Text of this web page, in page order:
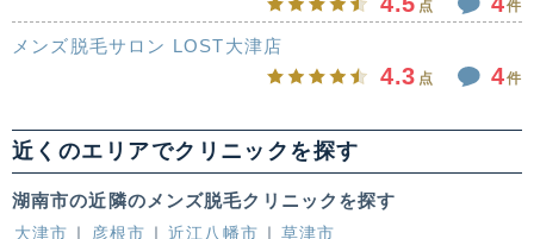
点 件
メンズ脱毛サロン LOST大津店
4.3 点 4件
近くのエリアでクリニックを探す
湖南市の近隣のメンズ脱毛クリニックを探す
大津市 彦根市 近江八幡市 草津市